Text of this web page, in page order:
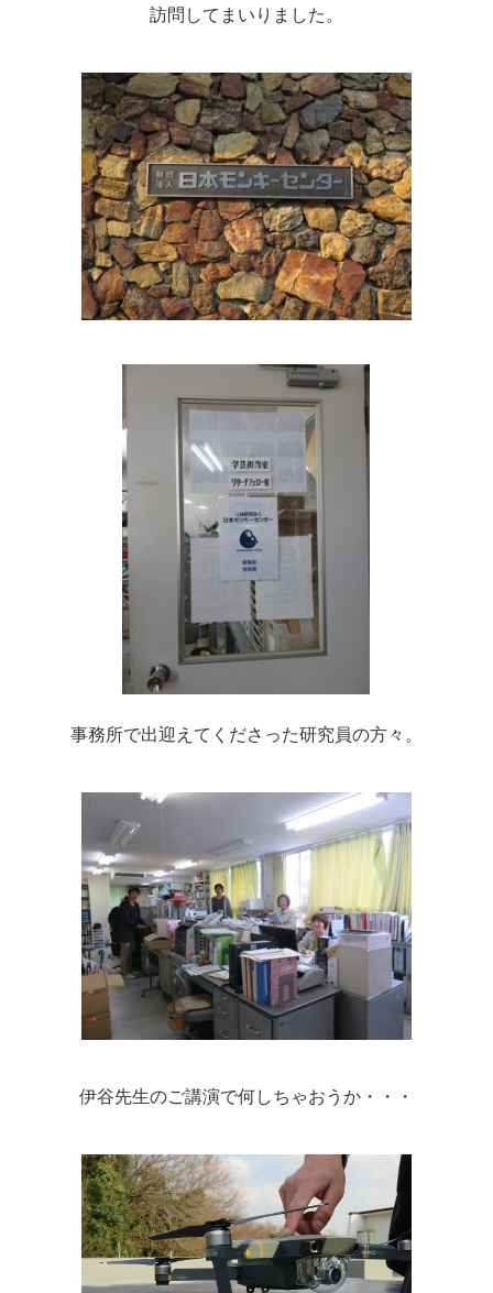
訪問してまいりました。
事務所で出迎えてくださった研究員の方々。
伊谷先生のご講演で何しちゃおうか・・・